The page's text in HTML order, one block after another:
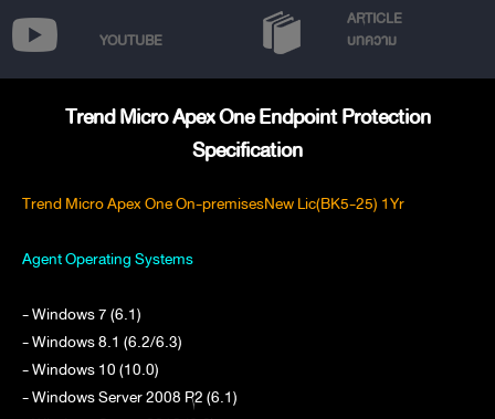
YOUTUBE
ARTICLE
บทความ
Trend Micro Apex One Endpoint Protection
Specification
Trend Micro Apex One On-premisesNew Lic(BK5-25) 1Yr
Agent Operating Systems
- Windows 7 (6.1)
- Windows 8.1 (6.2/6.3)
- Windows 10 (10.0)
- Windows Server 2008 R2 (6.1)